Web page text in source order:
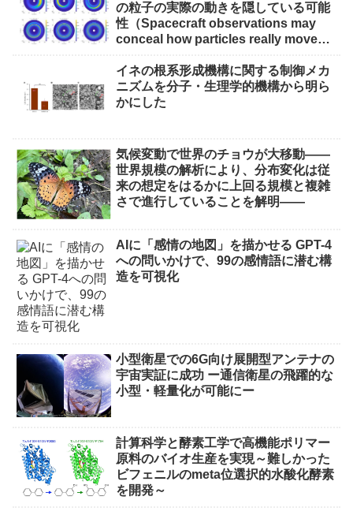
の粒子の実際の動きを隠している可能
性（Spacecraft observations may
conceal how particles really move
イネの根系形成機構に関する制御メカ
ニズムを分子・生理学的機構から明ら
かにした
気候変動で世界のチョウが大移動――
世界規模の解析により、分布変化は従
来の想定をはるかに上回る規模と複雑
さで進行していることを解明――
AIに「感情の地図」を描かせる GPT-4
への問いかけで、99の感情語に潜む構
造を可視化
小型衛星での6G向け展開型アンテナの
宇宙実証に成功 ー通信衛星の飛躍的な
小型・軽量化が可能にー
計算科学と酵素工学で高機能ポリマー
原料のバイオ生産を実現～難しかった
ビフェニルのmeta位選択的水酸化酵素
を開発～